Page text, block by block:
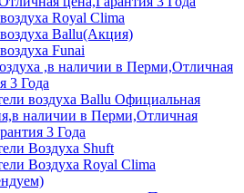
Royal Clima
Ballu(Акция)
Funai
,в наличии в Перми,Отличная
3 Года
воздуха Ballu Официальная
наличии в Перми,Отличная
3 Года
Воздуха Shuft
Воздуха Royal Clima